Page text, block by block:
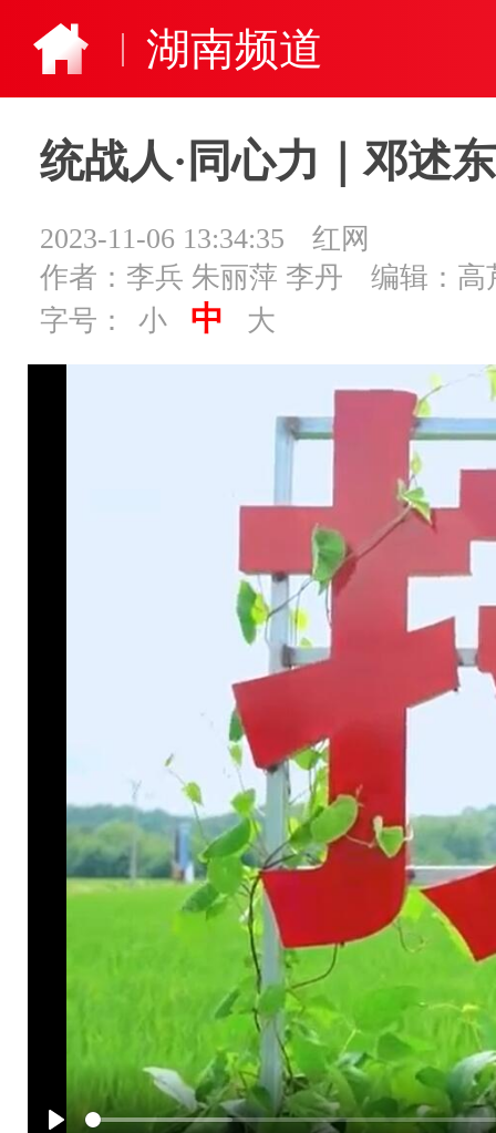
湖南频道
统战人·同心力｜邓述
2023-11-06 13:34:35
红网
作者：李兵 朱丽萍 李丹
编辑：高
字号：
小 中 大